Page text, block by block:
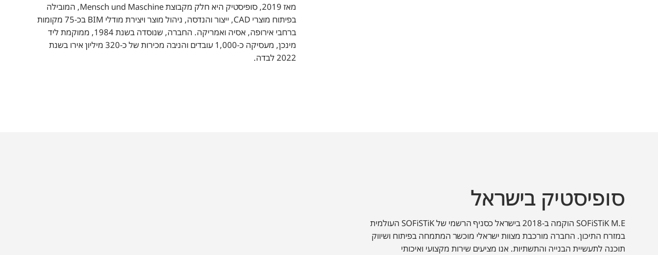
מאז 2019, סופיסטיק היא חלק מקבוצת Mensch und Maschine, המובילה
בפיתוח מוצרי CAD, ייצור והנדסה, ניהול מוצר ויצירת מודלי BIM בכ-75 מקומות
ברחבי אירופה, אסיה ואמריקה. החברה, שנוסדה בשנת 1984, ממוקמת ליד
מינכן, מעסיקה כ-1,000 עובדים והניבה מכירות של כ-320 מיליון אירו בשנת
2022 לבדה.
סופיסטיק בישראל
SOFiSTiK M.E הוקמה ב-2018 בישראל כסניף הרשמי של SOFiSTiK העולמית
במזרח התיכון. החברה מורכבת מצוות ישראלי מוכשר המתמחה בפיתוח ושיווק
תוכנה לתעשיית הבנייה והתשתיות. אנו מציעים שירות מקצועי ואיכותי